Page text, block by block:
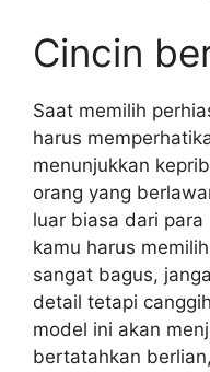
Cincin
Saat memilih
harus
menunjukkan
orang yang
luar biasa dari
kamu harus
sangat bagus,
detail tetapi
model ini akan
bertatahkan